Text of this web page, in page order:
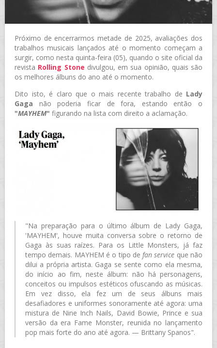
Próximo de encerrarmos metade de 2025, avaliações dos
trabalhos musicais lançados até o momento começam a
surgir, como nesta quinta-feira (05), quando o site oficial da
revista Rolling Stone divulgou, em sua opinião, quais são
os melhores álbuns do ano até o momento.
Dito isto, é claro que o mais recente trabalho de Lady
Gaga não poderia ficar de fora, estando então o
"MAYHEM" figurando na lista com direito a aclamação.
"Na preparação para o último álbum de Lady Gaga,
'MAYHEM', houve muita conversa sobre o retorno de
Gaga às suas raízes. Para os Little Monsters, já faz
tempo demais. MAYHEM é o tipo defan service que não
dilui a própria artista. Gaga se sente como ela mesma,
do início ao fim, neste álbum: não há personagens,
conceitos ou impulsos estéticos ofuscando as músicas.
Em vez disso, ela fez um de seus álbuns mais
desafiadores e uniformes sonoramente até agora: uma
mistura de Nine Inch Nails, David Bowie, Prince e sua
versão da era Fame Monster, reunida no lançamento
pop mais forte do ano até agora. — Brittany Spanos".